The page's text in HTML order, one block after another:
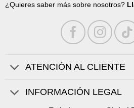
¿Quieres saber más sobre nosotros?
ATENCIÓN AL CLIENTE
INFORMACIÓN LEGAL